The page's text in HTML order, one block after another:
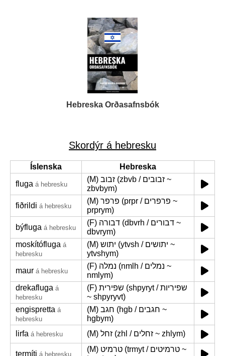
Hebreska Orðasafnsbók
Skordýr á hebresku
Íslenska
Hebreska
fluga á hebresku
(M) זבוב (zbvb / זבובים ~
zbvbym)
fiðrildi á hebresku
(M) פרפר (prpr / פרפרים ~
prprym)
býfluga á hebresku
(F) דבורה (dbvrh / דבורים ~
dbvrym)
moskítófluga á
hebresku
(M) יתוש (ytvsh / יתושים ~
ytvshym)
maur á hebresku
(F) נמלה (nmlh / נמלים ~
nmlym)
drekafluga á
hebresku
(F) שפירית (shpyryt / שפיריות
~ shpyryvt)
engispretta á
hebresku
(M) חגב (hgb / חגבים ~
hgbym)
lirfa á hebresku (M) זחל (zhl / זחלים ~ zhlym)
termíti á hebresku
(M) טרמיט (trmyt / טרמיטים ~